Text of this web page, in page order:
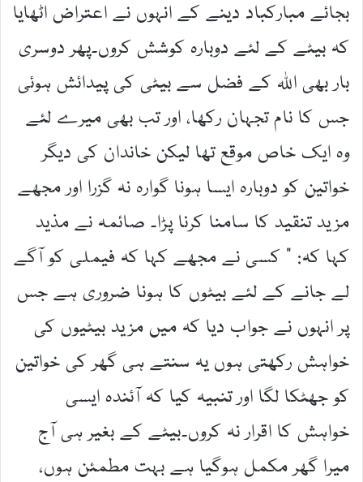
بجائے مبارکباد دینے کے انہوں نے اعتراض اٹھایا
کہ بیٹے کے لئے دوبارہ کوشش کروں۔پھر دوسری
بار بھی اللہ کے فضل سے بیٹی کی پیدائش ہوئی
جس کا نام تجہان رکھا، اور تب بھی میرے لئے
وہ ایک خاص موقع تھا لیکن خاندان کی دیگر
خواتین کو دوبارہ ایسا ہونا گوارہ نہ گزرا اور مجھے
مزید تنقید کا سامنا کرنا پڑا۔ صائمہ نے مذید
کہا کہ: ” کسی نے مجھے کہا کہ فیملی کو آگے
لے جانے کے لئے بیٹوں کا ہونا ضروری ہے جس
پر انہوں نے جواب دیا کہ میں مزید بیٹیوں کی
خواہش رکھتی ہوں یہ سنتے ہی گھر کی خواتین
کو جھٹکا لگا اور تنبیہ کیا کہ آئندہ ایسی
خواہش کا اقرار نہ کروں۔بیٹے کے بغیر ہی آج
میرا گھر مکمل ہوگیا ہے بہت مطمئن ہوں،